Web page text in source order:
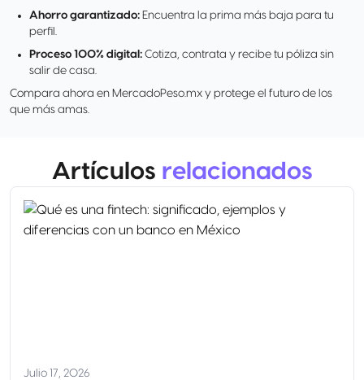
Ahorro garantizado: Encuentra la prima más baja para tu
perfil.
Proceso 100% digital: Cotiza, contrata y recibe tu póliza sin
salir de casa.
Compara ahora en MercadoPeso.mx y protege el futuro de los
que más amas.
Artículos relacionados
Julio 17, 2026